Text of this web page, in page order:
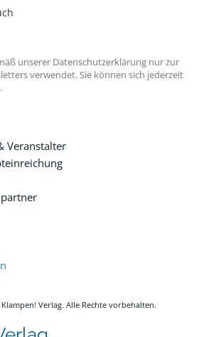
unserer Datenschutzerklärung nur zur
verwendet. Sie können sich jederzeit
Veranstalter
Verlag. Alle Rechte vorbehalten.